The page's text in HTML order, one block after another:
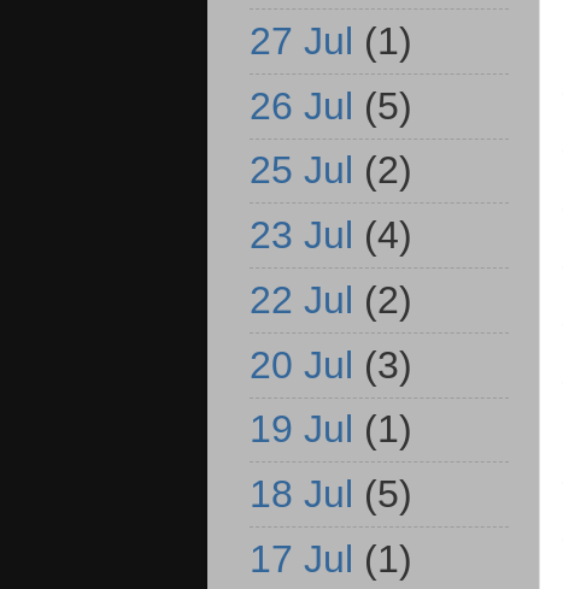
27 Jul (1)
26 Jul (5)
25 Jul (2)
23 Jul (4)
22 Jul (2)
20 Jul (3)
19 Jul (1)
18 Jul (5)
17 Jul (1)